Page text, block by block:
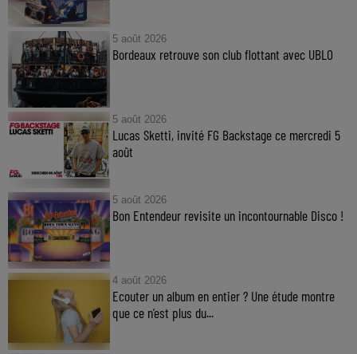
5 août 2026
Bordeaux retrouve son club flottant avec UBLO
5 août 2026
Lucas Sketti, invité FG Backstage ce mercredi 5
août
5 août 2026
Bon Entendeur revisite un incontournable Disco !
4 août 2026
Ecouter un album en entier ? Une étude montre
que ce n’est plus du...